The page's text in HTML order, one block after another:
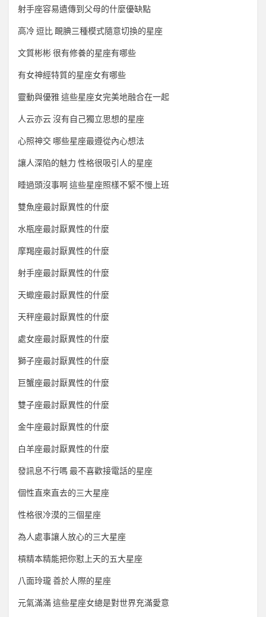
射手座容易遺傳到父母的什麼優缺點
高冷 逗比 靦腆三種模式隨意切換的星座
文質彬彬 很有修養的星座有哪些
有女神經特質的星座女有哪些
靈動與優雅 這些星座女完美地融合在一起
人云亦云 沒有自己獨立思想的星座
心照神交 哪些星座最遵從內心想法
讓人深陷的魅力 性格很吸引人的星座
睡過頭沒事啊 這些星座照樣不緊不慢上班
雙魚座最討厭異性的什麼
水瓶座最討厭異性的什麼
摩羯座最討厭異性的什麼
射手座最討厭異性的什麼
天蠍座最討厭異性的什麼
天秤座最討厭異性的什麼
處女座最討厭異性的什麼
獅子座最討厭異性的什麼
巨蟹座最討厭異性的什麼
雙子座最討厭異性的什麼
金牛座最討厭異性的什麼
白羊座最討厭異性的什麼
發訊息不行嗎 最不喜歡接電話的星座
個性直來直去的三大星座
性格很冷漠的三個星座
為人處事讓人放心的三大星座
槓精本精能把你懟上天的五大星座
八面玲瓏 善於人際的星座
元氣滿滿 這些星座女總是對世界充滿愛意